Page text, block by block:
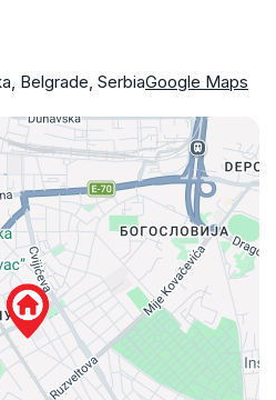
Belgrade, SerbiaGoogle Maps